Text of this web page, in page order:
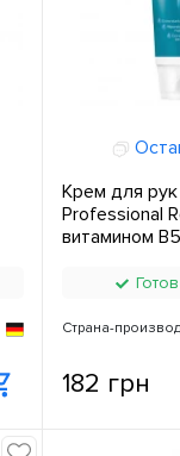
Крем для
Professional
витамином
Страна-
182 грн